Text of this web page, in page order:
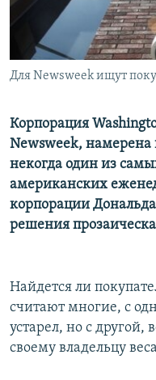
İNFOQRAFIKA
KARIKATURA
AZƏRBAYCAN ƏDƏBIYYATI
İSLAM VƏ DEMOKRATIYA
İZ - MƏDƏNIYYƏT
MISSIYAMIZ
PEŞƏ ETIKASI VƏ
MATERIALLARIMIZDAN
BIZIMLƏ ƏLAQƏ
XƏBƏR BÜLLETENLƏRIMIZ
BIZI IZLƏ
Для Newsweek ищут
Корпорация
Newsweek, намерена
некогда один из
американских
корпорации
решения
Найдется ли
считают многие, с
устарел, но с другой,
своему владельцу